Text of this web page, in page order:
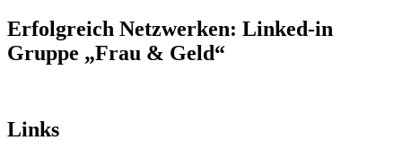
Erfolgreich Netzwerken: Linked-in
Gruppe „Frau & Geld“
Links